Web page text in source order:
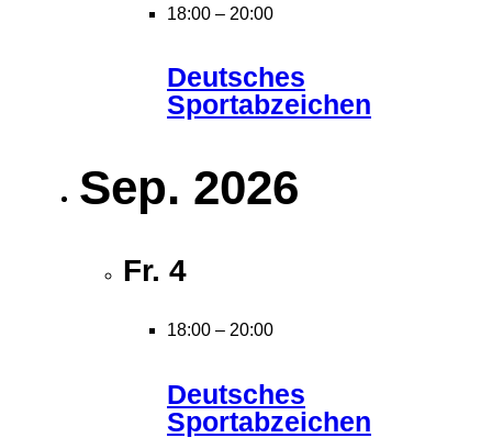
18:00 – 20:00
Deutsches
Sportabzeichen
Sep. 2026
Fr. 4
18:00 – 20:00
Deutsches
Sportabzeichen